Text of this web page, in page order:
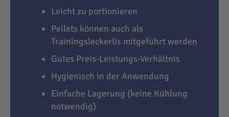
Leicht zu portionieren
Pellets können auch als
Trainingsleckerlis mitgeführt werden
Gutes Preis-Leistungs-Verhältnis
Hygienisch in der Anwendung
Einfache Lagerung (keine Kühlung
notwendig)